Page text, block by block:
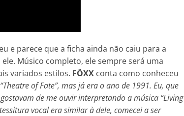
e parece que a ficha ainda não caiu para a
Músico completo, ele sempre será uma
variados estilos. FÖXX conta como conheceu
of Fate”, mas já era o ano de 1991. Eu, que
de me ouvir interpretando a música “Living
vocal era similar à dele, comecei a ser